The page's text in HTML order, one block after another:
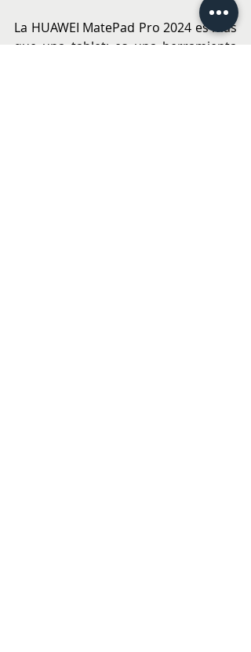
La HUAWEI MatePad Pro 2024 es más
que una tablet; es una herramienta